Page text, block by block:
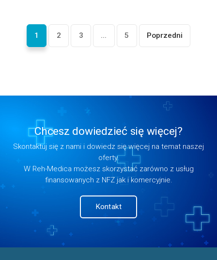
1 2 3 ... 5 Poprzedni
Chcesz dowiedzieć się więcej?
Skontaktuj się z nami i dowiedz się więcej na temat naszej
oferty.
W Reh-Medica możesz skorzystać zarówno z usług
finansowanych z NFZ jak i komercyjnie.
Kontakt